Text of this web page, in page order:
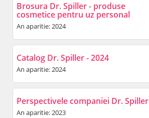
Brosura Dr. Spiller - produse
cosmetice pentru uz personal
An aparitie: 2024
Catalog Dr. Spiller - 2024
An aparitie: 2024
Perspectivele companiei Dr. Spiller
An aparitie: 2023